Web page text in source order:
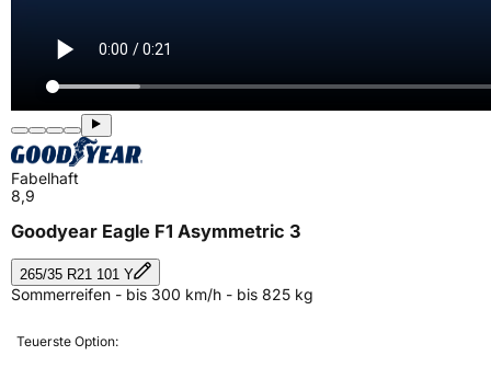
Fabelhaft
8,9
Goodyear Eagle F1 Asymmetric 3
265/35 R21 101 Y
Sommerreifen - bis 300 km/h - bis 825 kg
Teuerste Option: